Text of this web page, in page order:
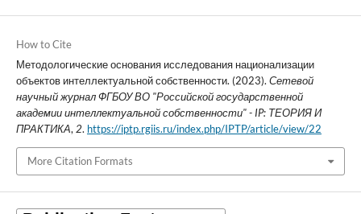
How to Cite
Методологические основания исследования национализации
объектов интеллектуальной собственности. (2023). Сетевой
научный журнал ФГБОУ ВО "Российской государственной
академии интеллектуальной собственности" - IP: ТЕОРИЯ И
ПРАКТИКА, 2. https://iptp.rgiis.ru/index.php/IPTP/article/view/22
More Citation Formats